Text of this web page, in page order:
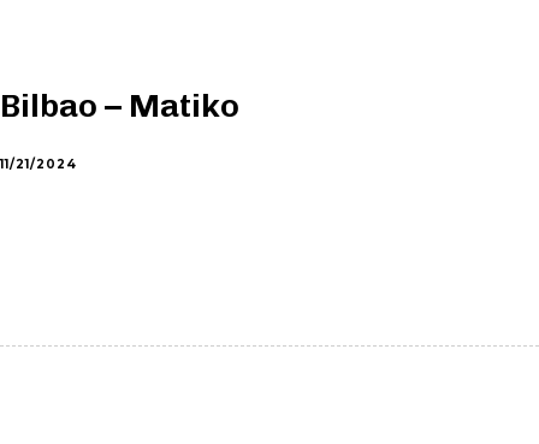
Bilbao – Matiko
11/21/2024